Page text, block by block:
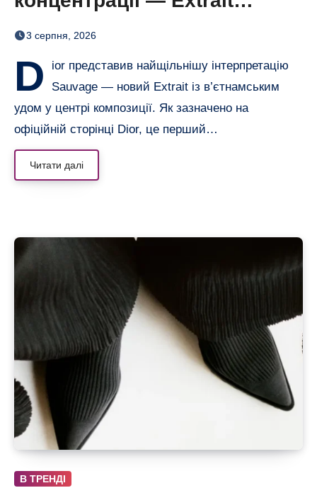
дозріває 42 дні
3 серпня, 2026
D
ior представив найщільнішу інтерпретацію
Sauvage — новий Extrait із в’єтнамським
удом у центрі композиції. Як зазначено на
офіційній сторінці Dior, це перший…
Читати далі
В ТРЕНДІ